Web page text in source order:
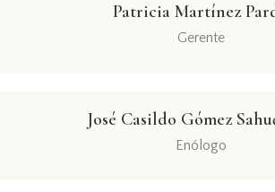
Patricia Martínez
Gerente
José Casildo Gómez
Enólogo